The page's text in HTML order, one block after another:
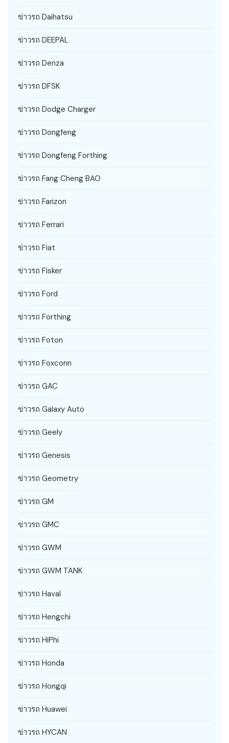
ข่าวรถ Daihatsu
ข่าวรถ DEEPAL
ข่าวรถ Denza
ข่าวรถ DFSK
ข่าวรถ Dodge Charger
ข่าวรถ Dongfeng
ข่าวรถ Dongfeng Forthing
ข่าวรถ Fang Cheng BAO
ข่าวรถ Farizon
ข่าวรถ Ferrari
ข่าวรถ Fiat
ข่าวรถ Fisker
ข่าวรถ Ford
ข่าวรถ Forthing
ข่าวรถ Foton
ข่าวรถ Foxconn
ข่าวรถ GAC
ข่าวรถ Galaxy Auto
ข่าวรถ Geely
ข่าวรถ Genesis
ข่าวรถ Geometry
ข่าวรถ GM
ข่าวรถ GMC
ข่าวรถ GWM
ข่าวรถ GWM TANK
ข่าวรถ Haval
ข่าวรถ Hengchi
ข่าวรถ HiPhi
ข่าวรถ Honda
ข่าวรถ Hongqi
ข่าวรถ Huawei
ข่าวรถ HYCAN